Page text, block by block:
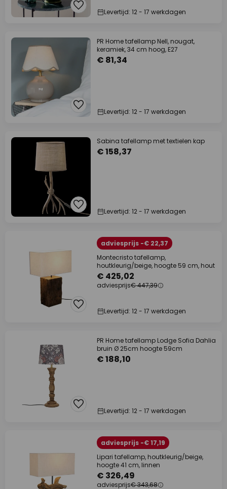
Levertijd: 12 - 17 werkdagen
PR Home tafellamp Nell, nougat,
keramiek, 34 cm hoog, E27
€ 81,34
Levertijd: 12 - 17 werkdagen
Sabina tafellamp met textielen kap
€ 158,37
Levertijd: 12 - 17 werkdagen
adviesprijs -€ 22,37
Montecristo tafellamp,
houtkleurig/beige, hoogte 59 cm, hout
€ 425,02
adviesprijs€ 447,39
Levertijd: 12 - 17 werkdagen
PR Home tafellamp Lodge Sofia Dahlia
bruin Ø 25cm hoogte 59cm
€ 188,10
Levertijd: 12 - 17 werkdagen
adviesprijs -€ 17,19
Lipari tafellamp, houtkleurig/beige,
hoogte 41 cm, linnen
€ 326,49
adviesprijs€ 343,68